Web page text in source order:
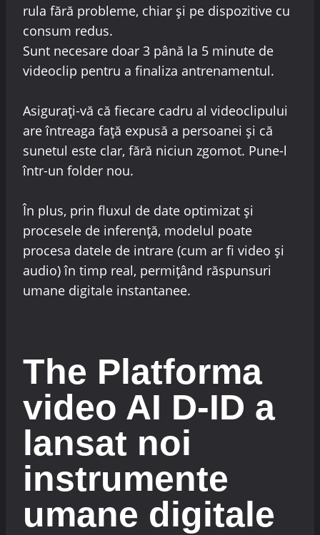
rula fără probleme, chiar și pe dispozitive cu
consum redus.
Sunt necesare doar 3 până la 5 minute de
videoclip pentru a finaliza antrenamentul.
Asigurați-vă că fiecare cadru al videoclipului
are întreaga față expusă a persoanei și că
sunetul este clar, fără niciun zgomot. Pune-l
într-un folder nou.
În plus, prin fluxul de date optimizat și
procesele de inferență, modelul poate
procesa datele de intrare (cum ar fi video și
audio) în timp real, permițând răspunsuri
umane digitale instantanee.
The Platforma
video AI D-ID a
lansat noi
instrumente
umane digitale